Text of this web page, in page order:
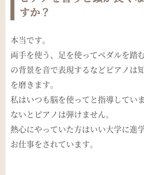
すか？
本当です。
両手を使う、足を使ってペダルを踏
の背景を音で表現するなどピアノは
を磨きます。
私はいつも脳を使ってと指導してい
ないとピアノは弾けません。
熱心にやっていた方はいい大学に進
お仕事をされています。